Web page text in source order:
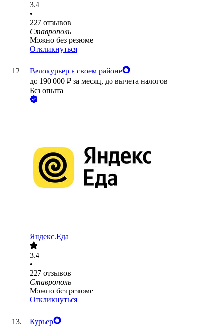
3.4
•
227 отзывов
Ставрополь
Можно без резюме
Откликнуться
Велокурьер в своем районе
до 190 000 ₽ за месяц, до вычета налогов
Без опыта
Яндекс.Еда
3.4
•
227 отзывов
Ставрополь
Можно без резюме
Откликнуться
Курьер